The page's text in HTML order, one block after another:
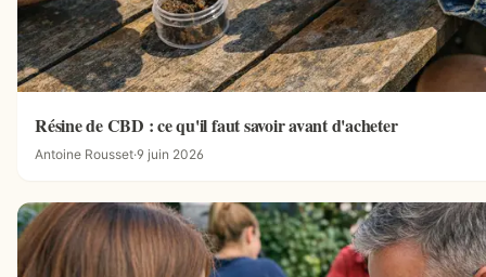
Résine de CBD : ce qu'il faut savoir avant d'acheter
Antoine Rousset·9 juin 2026